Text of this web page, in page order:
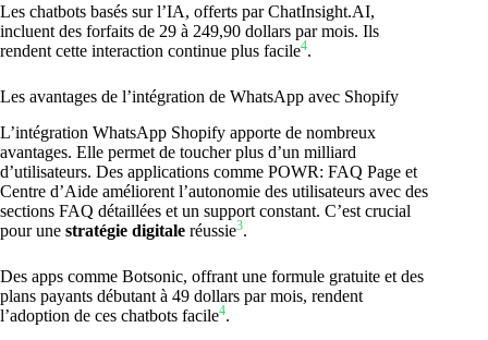
Les chatbots basés sur l’IA, offerts par ChatInsight.AI,
incluent des forfaits de 29 à 249,90 dollars par mois. Ils
rendent cette interaction continue plus facile4.
Les avantages de l’intégration de WhatsApp avec Shopify
L’intégration WhatsApp Shopify apporte de nombreux
avantages. Elle permet de toucher plus d’un milliard
d’utilisateurs. Des applications comme POWR: FAQ Page et
Centre d’Aide améliorent l’autonomie des utilisateurs avec des
sections FAQ détaillées et un support constant. C’est crucial
pour une stratégie digitale réussie3.
Des apps comme Botsonic, offrant une formule gratuite et des
plans payants débutant à 49 dollars par mois, rendent
l’adoption de ces chatbots facile4.